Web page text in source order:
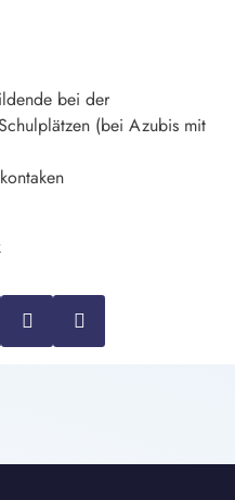
bei der
(bei Azubis mit